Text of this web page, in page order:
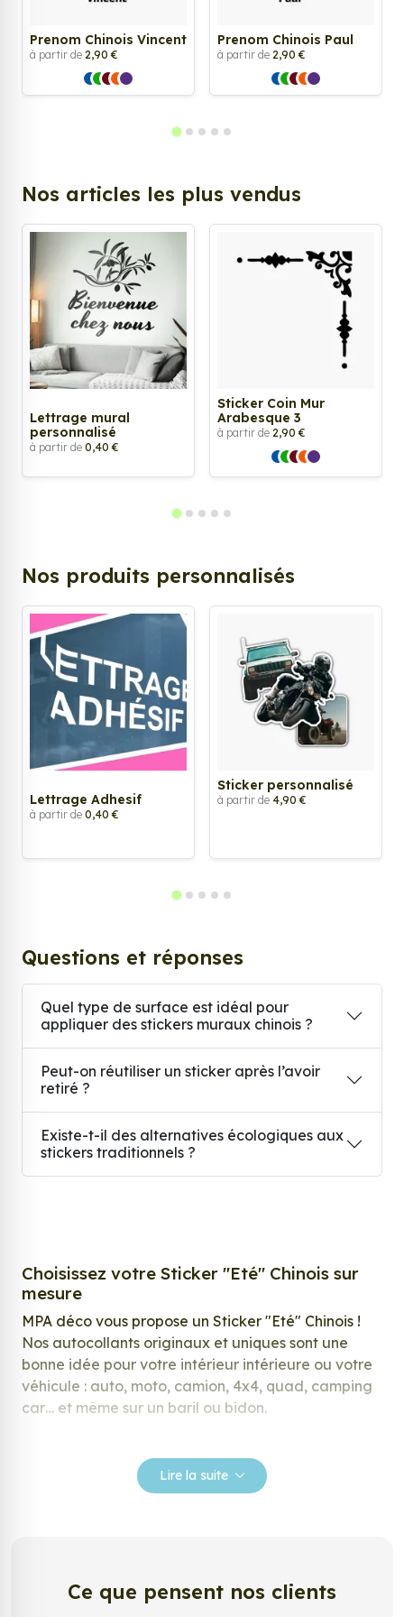
Prenom Chinois Vincent
à partir de 2,90 €
Prenom Chinois Paul
à partir de 2,90 €
Nos articles les plus vendus
Lettrage mural
personnalisé
à partir de 0,40 €
Sticker Coin Mur
Arabesque 3
à partir de 2,90 €
Nos produits personnalisés
Lettrage Adhesif
à partir de 0,40 €
Sticker personnalisé
à partir de 4,90 €
Questions et réponses
Quel type de surface est idéal pour
appliquer des stickers muraux chinois ?
Peut-on réutiliser un sticker après l’avoir
retiré ?
Existe-t-il des alternatives écologiques aux
stickers traditionnels ?
Choisissez votre Sticker "Eté" Chinois sur
mesure
MPA déco vous propose un Sticker "Eté" Chinois !
Nos autocollants originaux et uniques sont une
bonne idée pour votre intérieur intérieure ou votre
véhicule : auto, moto, camion, 4x4, quad, camping
car… et même sur un baril ou bidon.
répondre à vos attentes, laissez vous inspirer parmi
notre large gamme de stickers.
aussi connus sous le nom d’autocollant, d’adhésifs
Lire la suite
Ce que pensent nos clients